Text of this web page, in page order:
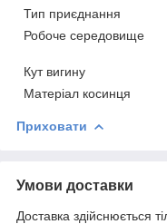
Тип приєднання
Робоче середовище
Кут вигину
Матеріал косинця
Приховати
Умови доставки
Доставка здійснюється